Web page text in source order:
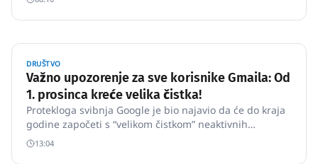
DRUŠTVO
Važno upozorenje za sve korisnike Gmaila: Od
1. prosinca kreće velika čistka!
Protekloga svibnja Google je bio najavio da će do kraja
godine započeti s “velikom čistkom” neaktivnih
korisničkih računa, odavno zaboravljenih ili korištenih
u jednokratne svrhe.
13:04